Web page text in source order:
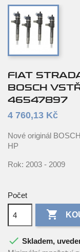
FIAT
BOSCH
46547897
4 760,13 Kč
Nové originál
HP
Rok: 2003 - 2009
Počet

 Skladem,